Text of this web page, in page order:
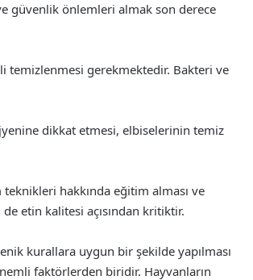
güvenlik önlemleri almak son derece
temizlenmesi gerekmektedir. Bakteri ve
dikkat etmesi, elbiselerinin temiz
hakkında eğitim alması ve
etin kalitesi açısından kritiktir.
kurallara uygun bir şekilde yapılması
faktörlerden biridir. Hayvanların